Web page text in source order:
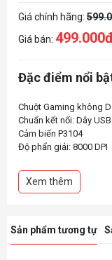
Giá chính hãng:
Giá bán:
Đặc điểm nổi
Chuột Gaming không
Chuẩn kết nối: Dây
Cảm biến P3104
Độ phẩn giải: 8000 DPI
Xem thêm
Sản phẩm tương tự